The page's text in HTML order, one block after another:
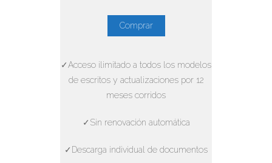
Comprar
✓Acceso ilimitado a todos los modelos
de escritos y actualizaciones por 12
meses corridos
✓Sin renovación automática
✓Descarga individual de documentos